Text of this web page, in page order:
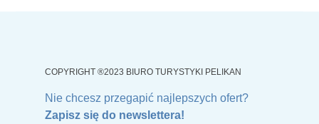
Nie chcesz przegapić najlepszych ofert?
Zapisz się do newslettera!
COPYRIGHT ®2023 BIURO TURYSTYKI PELIKAN